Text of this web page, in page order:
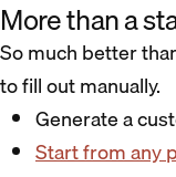
More than a
So much better
to fill out manually.
Generate a
Start from any